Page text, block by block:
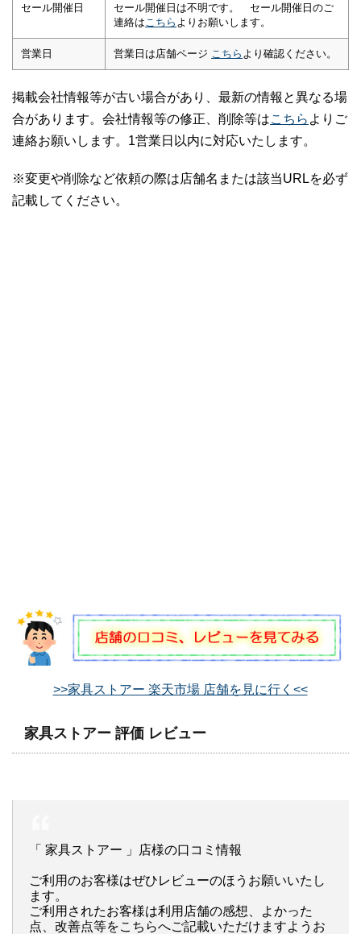
セール開催日
セール開催日は不明です。 セール開催日のご
連絡は こちら よりお願いします。
営業日 営業日は店舗ページ こちら より確認ください。
掲載会社情報等が古い場合があり、最新の情報と異なる場
合があります。会社情報等の修正、削除等はこちら よりご
連絡お願いします。1営業日以内に対応いたします。
※変更や削除など依頼の際は店舗名または該当URLを必ず
記載してください。
>>家具ストアー 楽天市場 店舗を見に行く<<
家具ストアー 評価 レビュー
「 家具ストアー 」店様の口コミ情報
ご利用のお客様はぜひレビューのほうお願いいたし
ます。
ご利用されたお客様は利用店舗の感想、よかった
点、改善点等をこちらへご記載いただけますようお